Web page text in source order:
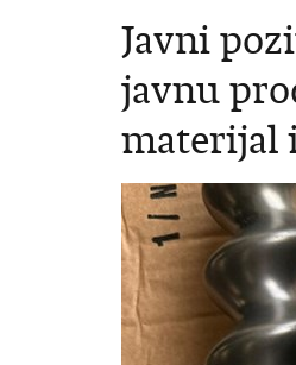
Javni
javnu
materijal